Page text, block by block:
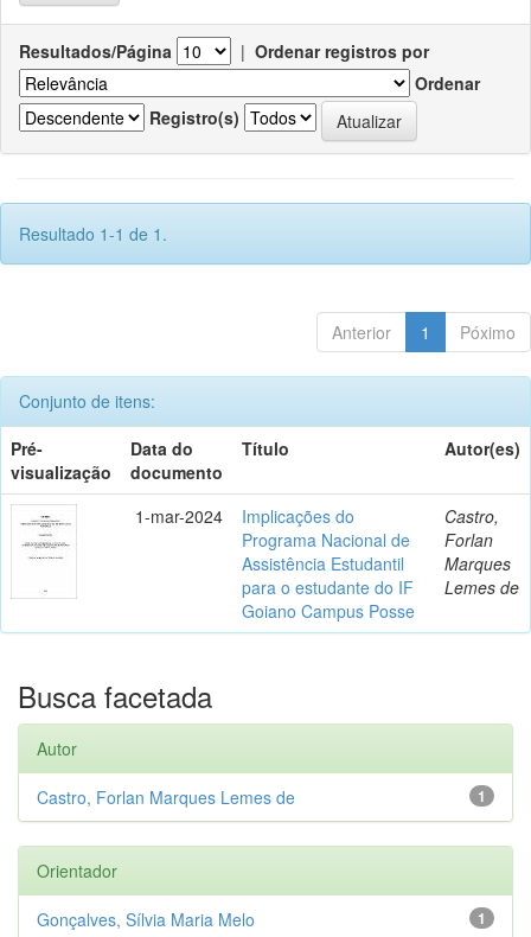
Resultados/Página | Ordenar registros por
Ordenar
Registro(s)
Resultado 1-1 de 1.
Anterior 1 Póximo
Conjunto de itens:
Pré-
visualização
Data do
documento
Título Autor(es)
1-mar-2024
Implicações do
Programa Nacional de
Assistência Estudantil
para o estudante do IF
Goiano Campus Posse
Castro,
Forlan
Marques
Lemes de
Busca facetada
Autor
1
Castro, Forlan Marques Lemes de
Orientador
1
Gonçalves, Sílvia Maria Melo